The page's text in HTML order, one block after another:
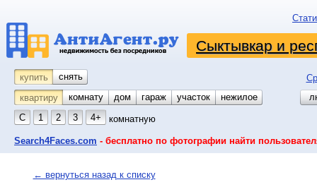
Сыктывкар и
купить снять
квартиру
комнату койко-место
дом гараж участок
нежилое
С
1 2 3 4+ комнатную
Search4Faces.com - бесплатно по фотографии найти
← вернуться назад к списку